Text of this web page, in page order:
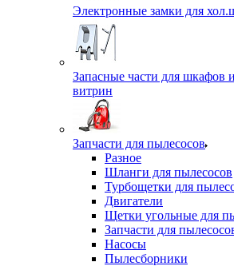
Электронные замки для
Запасные части для шкафов
витрин
Запчасти для пылесосов
Разное
Шланги для пылесосов
Турбощетки для
Двигатели
Щетки угольные для
Запчасти для
Насосы
Пылесборники